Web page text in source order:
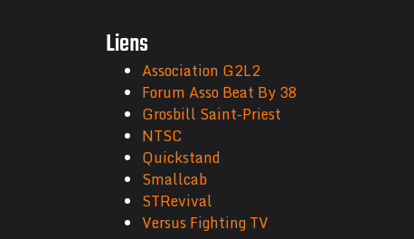
Liens
Association G2L2
Forum Asso Beat By 38
Grosbill Saint-Priest
NTSC
Quickstand
Smallcab
STRevival
Versus Fighting TV